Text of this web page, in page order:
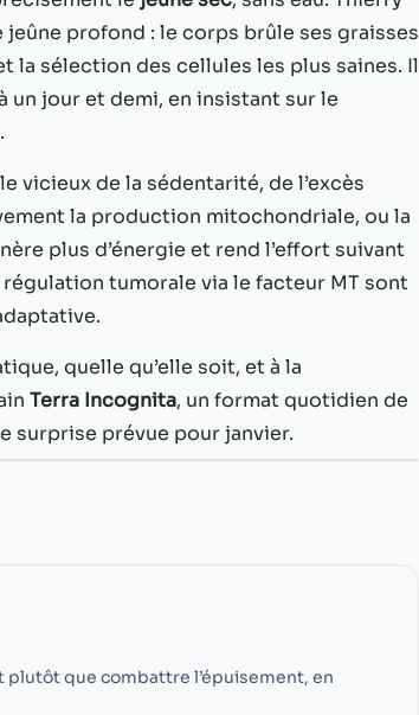
jeûne profond : le corps brûle ses graisses
la sélection des cellules les plus saines. Il
un jour et demi, en insistant sur le
vicieux de la sédentarité, de l’excès
la production mitochondriale, ou la
plus d’énergie et rend l’effort suivant
tumorale via le facteur MT sont
quelle qu’elle soit, et à la
Terra Incognita, un format quotidien de
surprise prévue pour janvier.
que combattre l’épuisement, en
Experience
Afin que notre
site Web
fonctionne
de votre visite.
Si vous refusez
ces cookies,
certaines
fonctionnalités
En partageant
voir du
contenu et des